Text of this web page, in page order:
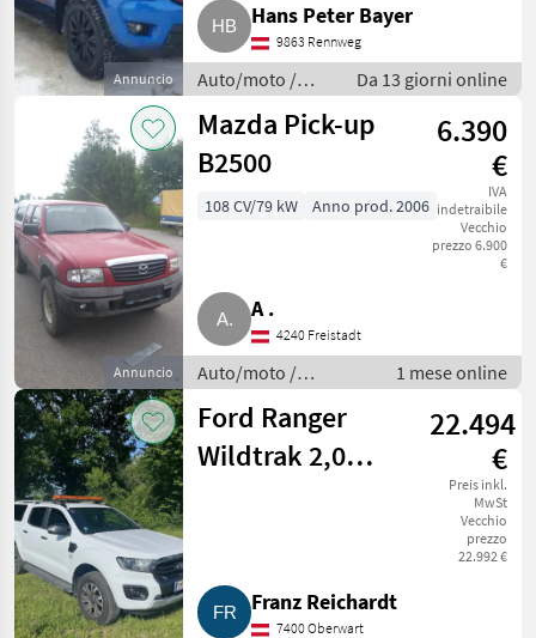
Annuncio
Hans Peter Bayer
9863 Rennweg
Auto/moto /
Fuoristrada
Da 13 giorni online
Annuncio
Mazda Pick-up
B2500
6.390
€
IVA
indetraibile
Vecchio
prezzo 6.900
€
108 CV/79 kW Anno prod. 2006
A .
4240 Freistadt
Auto/moto /
Fuoristrada
1 mese online
Ford Ranger
Wildtrak 2,0
22.494
€
Preis inkl.
MwSt
Vecchio
prezzo
22.992 €
Franz Reichardt
7400 Oberwart